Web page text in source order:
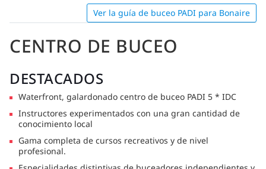
Ver la guía de buceo PADI para Bonaire
CENTRO DE BUCEO
DESTACADOS
Waterfront, galardonado centro de buceo PADI 5 * IDC
Instructores experimentados con una gran cantidad de
conocimiento local
Gama completa de cursos recreativos y de nivel
profesional.